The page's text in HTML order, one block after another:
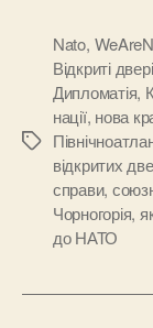
Позначки
Nato,
Відкриті двері
Дипломатія,
нації, нова
відкритих
справи,
Чорногорія,
до НАТО